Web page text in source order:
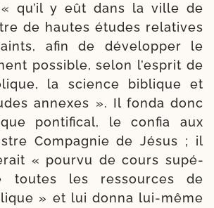
qu’il y eût dans la ville de
de hautes études rela­tives
afin de déve­lop­per le
pos­sible, selon l’esprit de
la science biblique et
annexes ». Il fon­da donc
pon­ti­fi­cal, le confia aux
Compagnie de Jésus ; il
« pour­vu de cours supé­
toutes les res­sources de
» et lui don­na lui-​même